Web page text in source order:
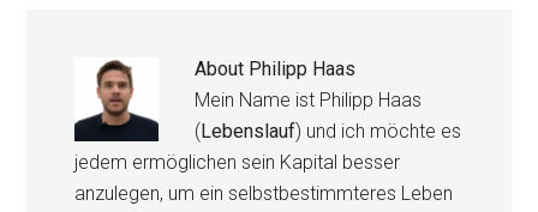
About Philipp Haas
Mein Name ist Philipp Haas
(Lebenslauf) und ich möchte es
jedem ermöglichen sein Kapital besser
anzulegen, um ein selbstbestimmteres Leben